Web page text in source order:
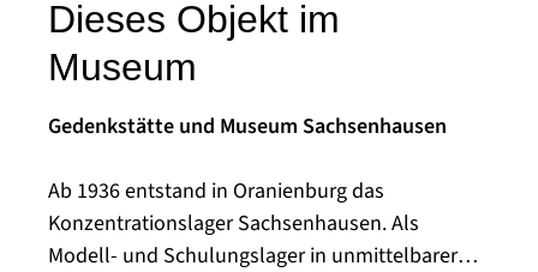
Dieses Objekt im
Museum
Gedenkstätte und Museum Sachsenhausen
Ab 1936 entstand in Oranienburg das
Konzentrationslager Sachsenhausen. Als
Modell- und Schulungslager in unmittelbarer